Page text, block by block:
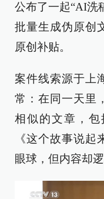
公布了一起“AI洗
批量生成伪原创
原创补贴。
案件线索源于上
常：在同一天里
相似的文章，包
《这个故事说起
眼球，但内容却